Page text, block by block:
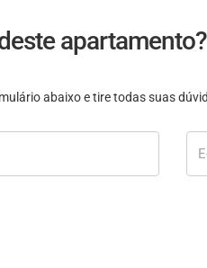
apartamento?
abaixo e tire todas suas